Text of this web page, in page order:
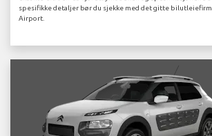
spesifikke detaljer bør du sjekke med det gitte
Airport.